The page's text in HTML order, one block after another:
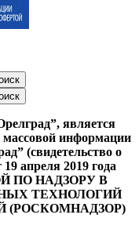
является
информации
(свидетельство о
апреля 2019 года
ПО НАДЗОРУ В
ТЕХНОЛОГИЙ